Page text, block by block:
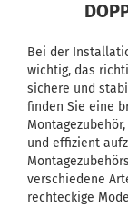
Bei der
wichtig, das
sichere und
finden Sie eine
und effizient
verschiedene
rechteckige